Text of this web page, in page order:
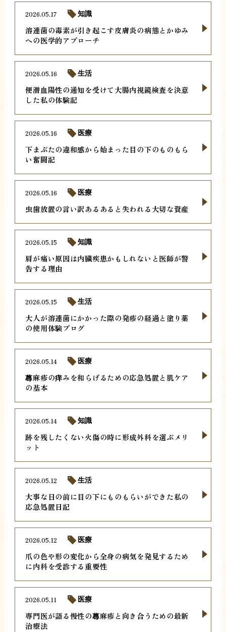
溶連菌の毒素が引き起こす皮膚炎の病態とかゆみ
への医学的アプローチ
2026.05.17 知識
便潜血陽性の通知を受けて大腸内視鏡検査を決意
した私の体験記
2026.05.16 生活
下まぶたの違和感から始まった目の下のものもら
い奮闘記
2026.05.16 医療
虫歯放置の言い訳あるあると失われる大切な資産
2026.05.16 医療
肩が痛い原因は内臓疾患かもしれないと医師が警
告する理由
2026.05.15 知識
大人が溶連菌にかかった際の発疹の経過と塗り薬
の使用体験ブログ
2026.05.15 生活
蕁麻疹の痒みを和らげるための応急処置と肌ケア
の基本
2026.05.14 医療
跡を残したくない火傷の時に形成外科を選ぶメリ
ット
2026.05.14 知識
大事な日の前に目の下にものもらいができた私の
応急処置日記
2026.05.12 生活
爪の色や形の変化から全身の病気を発見するため
に内科を受診する重要性
2026.05.12 医療
専門医が語る慢性の蕁麻疹と向き合うための最新
治療法
2026.05.11 医療